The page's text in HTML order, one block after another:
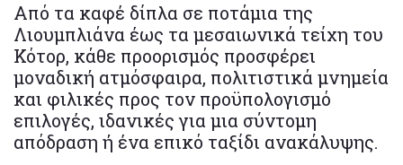
Από τα καφέ δίπλα σε ποτάμια της
Λιουμπλιάνα έως τα μεσαιωνικά τείχη του
Κότορ, κάθε προορισμός προσφέρει
μοναδική ατμόσφαιρα, πολιτιστικά μνημεία
και φιλικές προς τον προϋπολογισμό
επιλογές, ιδανικές για μια σύντομη
απόδραση ή ένα επικό ταξίδι ανακάλυψης.